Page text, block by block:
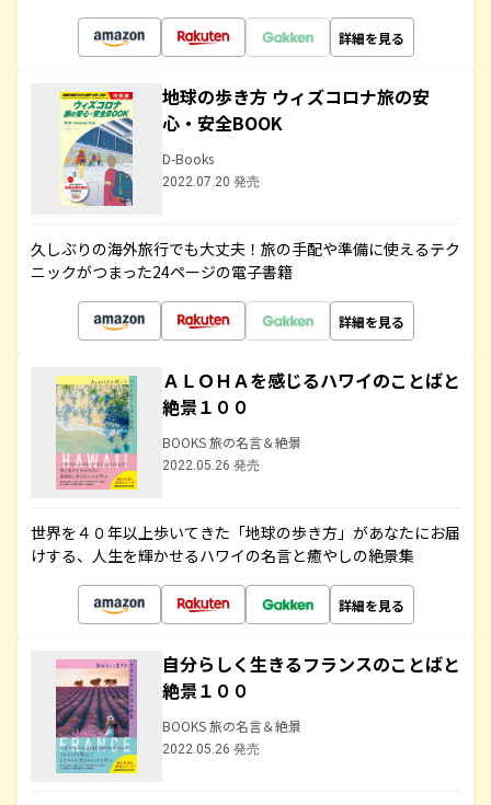
詳細を見る
地球の歩き方 ウィズコロナ旅の安
心・安全BOOK
D-Books
2022.07.20 発売
久しぶりの海外旅行でも大丈夫！旅の手配や準備に使えるテク
ニックがつまった24ページの電子書籍
詳細を見る
ＡＬＯＨＡを感じるハワイのことばと
絶景１００
BOOKS 旅の名言＆絶景
2022.05.26 発売
世界を４０年以上歩いてきた「地球の歩き方」があなたにお届
けする、人生を輝かせるハワイの名言と癒やしの絶景集
詳細を見る
自分らしく生きるフランスのことばと
絶景１００
BOOKS 旅の名言＆絶景
2022.05.26 発売